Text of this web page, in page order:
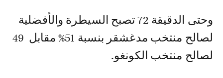
وحتى الدقيقة 72 تصبح السيطرة والأفضلية
لصالح منتخب مدغشقر بنسبة 51% مقابل 49
لصالح منتخب الكونغو.